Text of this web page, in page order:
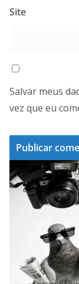
Site
Salvar meus
vez que eu